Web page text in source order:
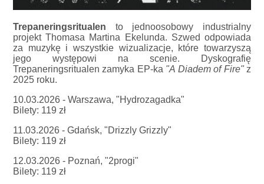
Trepaneringsritualen to jednoosobowy industrialny
projekt Thomasa Martina Ekelunda. Szwed odpowiada
za muzykę i wszystkie wizualizacje, które towarzyszą
jego występowi na scenie. Dyskografię
Trepaneringsritualen zamyka EP-ka "A Diadem of Fire"z
2025 roku.
10.03.2026 - Warszawa, "Hydrozagadka"
Bilety: 119 zł
11.03.2026 - Gdańsk, "Drizzly Grizzly"
Bilety: 119 zł
12.03.2026 - Poznań, "2progi"
Bilety: 119 zł